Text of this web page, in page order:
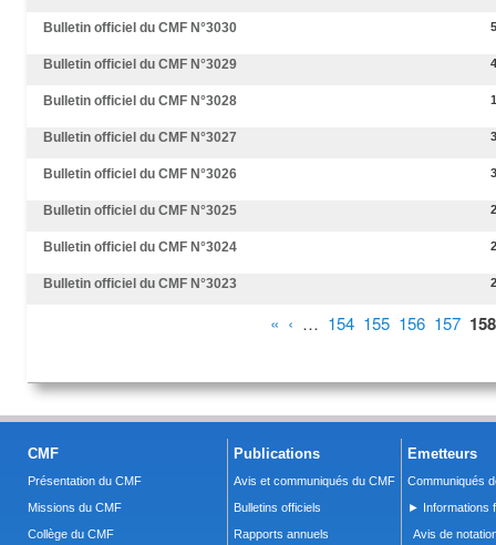
Bulletin officiel du CMF N°3030 5
Bulletin officiel du CMF N°3029 4
Bulletin officiel du CMF N°3028 1
Bulletin officiel du CMF N°3027
Bulletin officiel du CMF N°3026
Bulletin officiel du CMF N°3025
Bulletin officiel du CMF N°3024
Bulletin officiel du CMF N°3023
« ‹ … 154 155 156 157 158
CMF
Présentation du CMF
Missions du CMF
Collège du CMF
Publications
Avis et communiqués du CMF
Bulletins officiels
Rapports annuels
Emetteurs
Communiqués
► Informations
Avis de